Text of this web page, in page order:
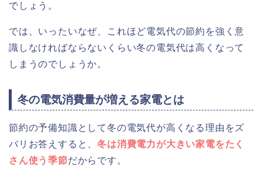
でしょう。
では、いったいなぜ、これほど電気代の節約を強く意
識しなければならないくらい冬の電気代は高くなって
しまうのでしょうか。
冬の電気消費量が増える家電とは
節約の予備知識として冬の電気代が高くなる理由をズ
バリお答えすると、冬は消費電力が大きい家電をたく
さん使う季節だからです。